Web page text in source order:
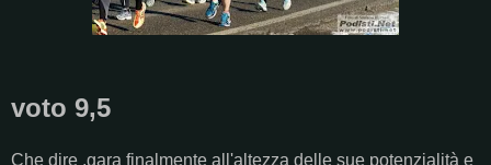
voto 9,5
Che dire ,gara finalmente all'altezza delle sue potenzialità e